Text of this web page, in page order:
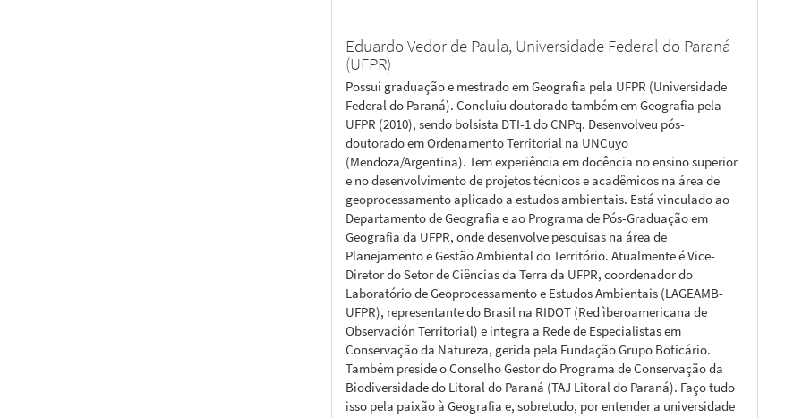
Eduardo Vedor de Paula, Universidade Federal do Paraná
(UFPR)
Possui graduação e mestrado em Geografia pela UFPR (Universidade
Federal do Paraná). Concluiu doutorado também em Geografia pela
UFPR (2010), sendo bolsista DTI-1 do CNPq. Desenvolveu pós-
doutorado em Ordenamento Territorial na UNCuyo
(Mendoza/Argentina). Tem experiência em docência no ensino superior
e no desenvolvimento de projetos técnicos e acadêmicos na área de
geoprocessamento aplicado a estudos ambientais. Está vinculado ao
Departamento de Geografia e ao Programa de Pós-Graduação em
Geografia da UFPR, onde desenvolve pesquisas na área de
Planejamento e Gestão Ambiental do Território. Atualmente é Vice-
Diretor do Setor de Ciências da Terra da UFPR, coordenador do
Laboratório de Geoprocessamento e Estudos Ambientais (LAGEAMB-
UFPR), representante do Brasil na RIDOT (Red ìberoamericana de
Observación Territorial) e integra a Rede de Especialistas em
Conservação da Natureza, gerida pela Fundação Grupo Boticário.
Também preside o Conselho Gestor do Programa de Conservação da
Biodiversidade do Litoral do Paraná (TAJ Litoral do Paraná). Faço tudo
isso pela paixão à Geografia e, sobretudo, por entender a universidade